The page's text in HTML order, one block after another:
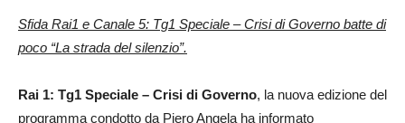
Sfida Rai1 e Canale 5: Tg1 Speciale – Crisi di Governo batte di
poco “La strada del silenzio”.
Rai 1: Tg1 Speciale – Crisi di Governo, la nuova edizione del
programma condotto da Piero Angela ha informato